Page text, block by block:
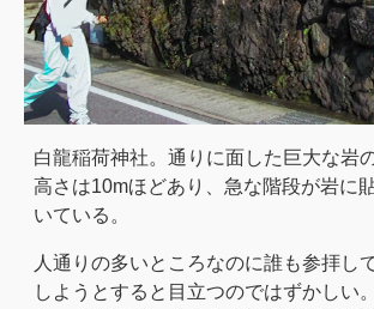
白龍稲荷神社。通りに面した巨大な岩
高さは10mほどあり、急な階段が岩に
いている。
人通りの多いところなのに誰も参拝し
しようとすると目立つのではずかしい